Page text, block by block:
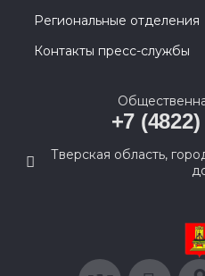
Региональные отделения
Контакты пресс-службы
+7
Тверская область,